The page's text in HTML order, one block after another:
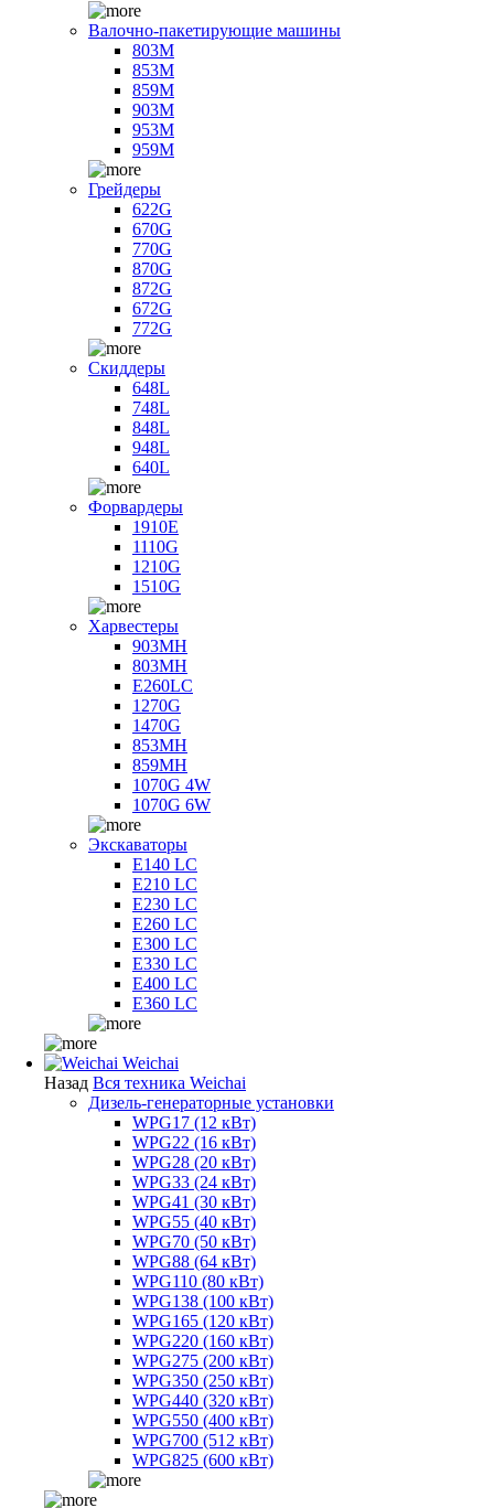
Валочно-пакетирующие машины
803M
853M
859M
903M
953M
959M
Грейдеры
622G
670G
770G
870G
872G
672G
772G
Скиддеры
648L
748L
848L
948L
640L
Форвардеры
1910E
1110G
1210G
1510G
Харвестеры
903MH
803MH
E260LC
1270G
1470G
853MH
859MH
1070G 4W
1070G 6W
Экскаваторы
E140 LC
E210 LC
E230 LC
E260 LC
E300 LC
E330 LC
E400 LC
E360 LC
Weichai
Назад Вся техника Weichai
Дизель-генераторные установки
WPG17 (12 кВт)
WPG22 (16 кВт)
WPG28 (20 кВт)
WPG33 (24 кВт)
WPG41 (30 кВт)
WPG55 (40 кВт)
WPG70 (50 кВт)
WPG88 (64 кВт)
WPG110 (80 кВт)
WPG138 (100 кВт)
WPG165 (120 кВт)
WPG220 (160 кВт)
WPG275 (200 кВт)
WPG350 (250 кВт)
WPG440 (320 кВт)
WPG550 (400 кВт)
WPG700 (512 кВт)
WPG825 (600 кВт)